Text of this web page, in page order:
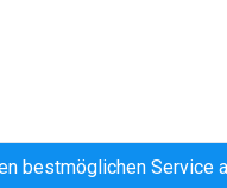
bestmöglichen Service